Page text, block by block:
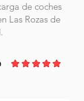
de coches
Las Rozas de